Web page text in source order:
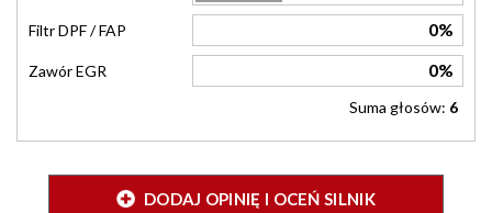
Filtr DPF / FAP 0%
Zawór EGR 0%
Suma głosów: 6
DODAJ OPINIĘ I OCEŃ SILNIK